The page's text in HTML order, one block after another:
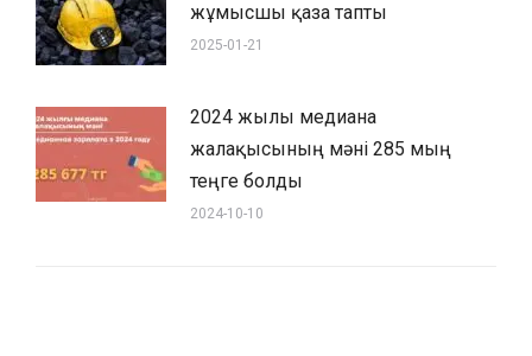
жұмысшы қаза тапты
2025-01-21
2024 жылы медиана
жалақысының мәні 285 мың
теңге болды
2024-10-10